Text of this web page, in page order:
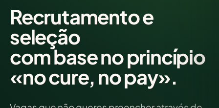
Recrutamento e
seleção
com base no princípio
«no cure, no pay».